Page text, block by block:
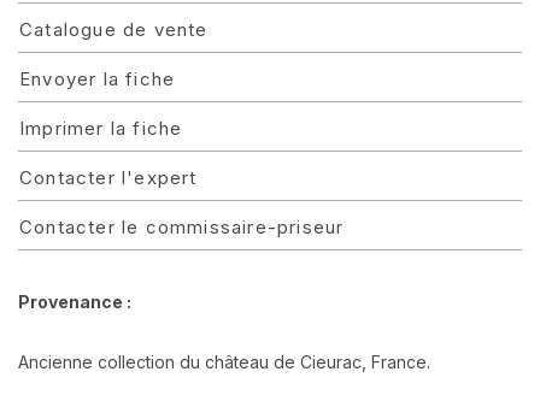
Catalogue de vente
Envoyer la fiche
Imprimer la fiche
Contacter l'expert
Contacter le commissaire-priseur
Provenance :
Ancienne collection du château de Cieurac, France.